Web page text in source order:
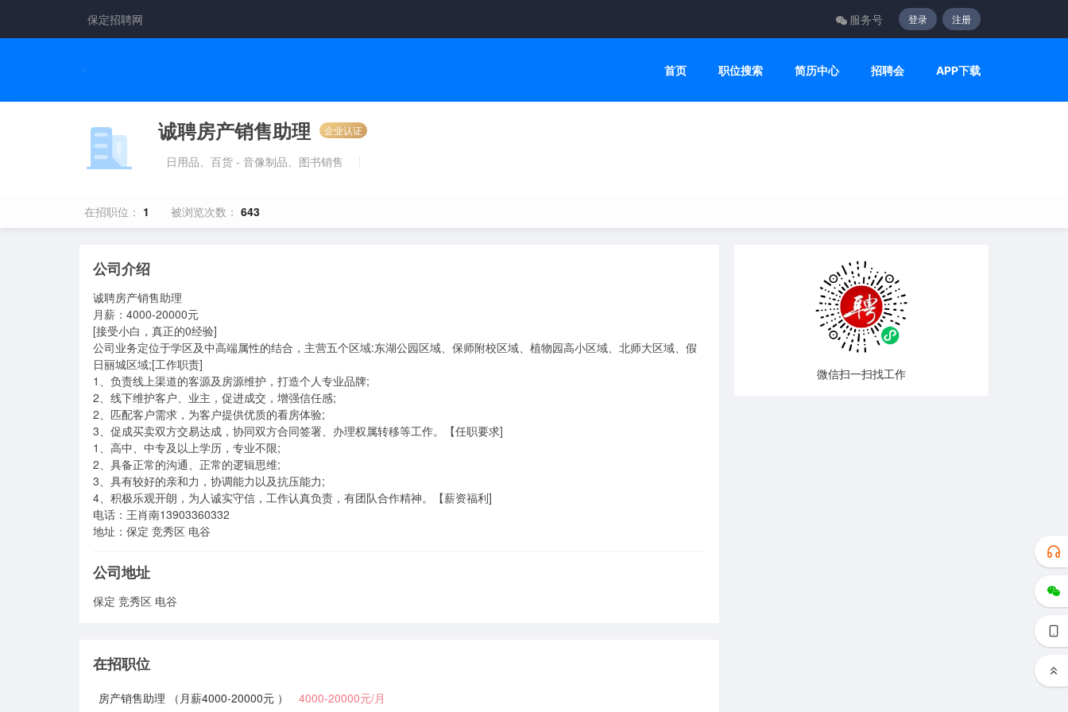
保定招聘网 服务号 登录 注册
首页 职位搜索 简历中心 招聘会 APP下载
诚聘房产销售助理 企业认证
日用品、百货 - 音像制品、图书销售
在招职位： 1 被浏览次数： 643
公司介绍
诚聘房产销售助理
月薪：4000-20000元
[接受小白，真正的0经验]
公司业务定位于学区及中高端属性的结合，主营五个区域:东湖公园区域、保师附校区域、植物园高小区域、北师大区域、假
日丽城区域;[工作职责]
1、负责线上渠道的客源及房源维护，打造个人专业品牌;
2、线下维护客户、业主，促进成交，增强信任感;
2、匹配客户需求，为客户提供优质的看房体验;
3、促成买卖双方交易达成，协同双方合同签署、办理权属转移等工作。【任职要求]
1、高中、中专及以上学历，专业不限;
2、具备正常的沟通、正常的逻辑思维;
3、具有较好的亲和力，协调能力以及抗压能力;
4、积极乐观开朗，为人诚实守信，工作认真负责，有团队合作精神。【薪资福利]
电话：王肖南13903360332
地址：保定 竞秀区 电谷
公司地址
保定 竞秀区 电谷
在招职位
房产销售助理 （月薪4000-20000元 ）
4000-20000元/月
微信扫一扫找工作